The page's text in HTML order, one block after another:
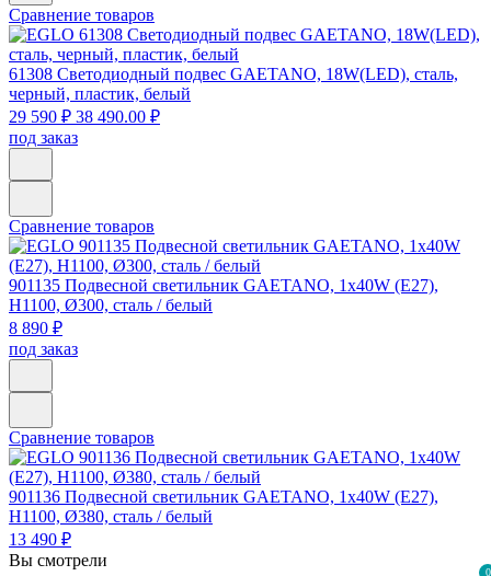
0
Сравнение товаров
61308 Светодиодный подвес GAETANO, 18W(LED), сталь,
черный, пластик, белый
29 590 ₽ 38 490.00 ₽
под заказ
Сравнение товаров
901135 Подвесной светильник GAETANO, 1х40W (E27),
H1100, Ø300, сталь / белый
8 890 ₽
под заказ
Сравнение товаров
901136 Подвесной светильник GAETANO, 1х40W (E27),
H1100, Ø380, сталь / белый
13 490 ₽
Вы смотрели